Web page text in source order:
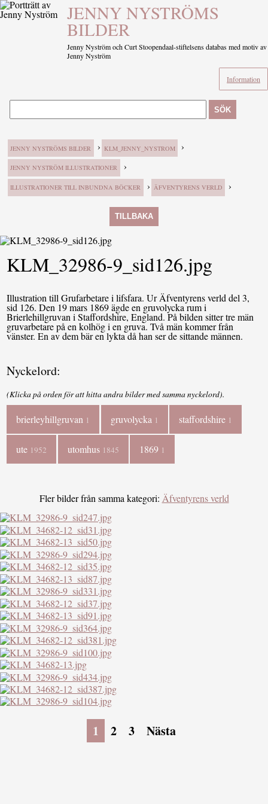
JENNY NYSTRÖMS
BILDER
Jenny Nyström och Curt Stoopendaal-stiftelsens databas med motiv av
Jenny Nyström
Information
SÖK
JENNY NYSTRÖMS BILDER › KLM_JENNY_NYSTROM ›
JENNY NYSTRÖM ILLUSTRATIONER ›
ILLUSTRATIONER TILL INBUNDNA BÖCKER › ÄFVENTYRENS VERLD ›
TILLBAKA
KLM_32986-9_sid126.jpg
Illustration till Grufarbetare i lifsfara. Ur Äfventyrens verld del 3,
sid 126. Den 19 mars 1869 ägde en gruvolycka rum i
Brierlehillgruvan i Staffordshire, England. På bilden sitter tre män
gruvarbetare på en kolhög i en gruva. Två män kommer från
vänster. En av dem bär en lykta då han ser de sittande männen.
Nyckelord:
(Klicka på orden för att hitta andra bilder med samma nyckelord).
brierleyhillgruvan 1 gruvolycka 1 staffordshire 1
ute 1952 utomhus 1845 1869 1
Fler bilder från samma kategori: Äfventyrens verld
1 2 3 Nästa